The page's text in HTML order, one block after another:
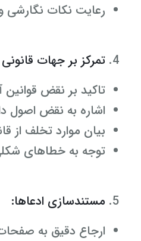
رعایت نکات نگارشی
تمرکز بر جهات
تاکید بر نقض قوانین
اشاره به نقض اصول
بیان موارد تخلف از
توجه به خطاهای
مستندسازی ادعاها:
ارجاع دقیق به